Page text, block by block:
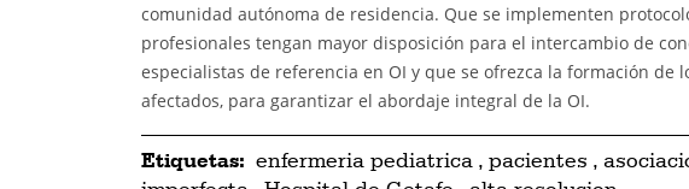
comunidad autónoma de residencia. Que se implementen
profesionales tengan mayor disposición para el intercambio de
especialistas de referencia en OI y que se ofrezca la formación de
afectados, para garantizar el abordaje integral de la OI.
Etiquetas: enfermeria pediatrica , pacientes ,